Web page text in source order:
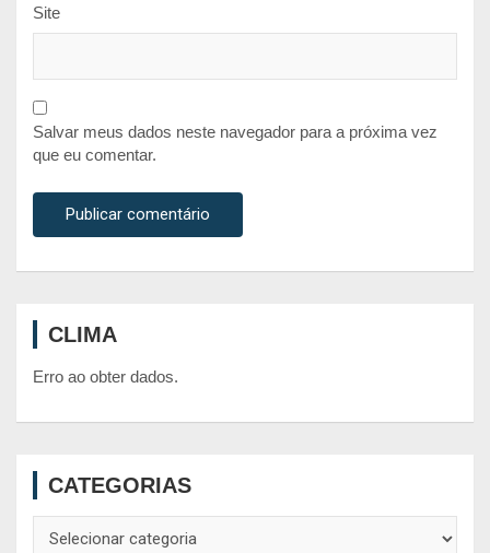
Site
Salvar meus dados neste navegador para a próxima vez
que eu comentar.
CLIMA
Erro ao obter dados.
CATEGORIAS